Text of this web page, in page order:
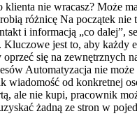
nie wracasz? Może
różnicę Na początek nie
i informacją „co dalej”,
jest to, aby każdy
się na zewnętrznych
Automatyzacja nie
od konkretnej
ale nie kupi, pracownik
żadną ze stron w